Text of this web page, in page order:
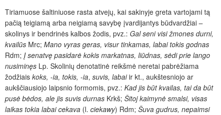
Tiriamuose šaltiniuose rasta atvejų, kai sakinyje greta vartojami tą
pačią teigiamą arba neigiamą savybę įvardijantys būdvardžiai –
skolinys ir bendrinės kalbos žodis, pvz.: Gal seni visi žmones durni,
kvailūs Mrc; Mano vyras geras, visur tinkamas, labai tokis godnas
Rdm; Į senatvę pasidarė kokis markatnas, liūdnas, sėdi prie lango
nusiminęs Lp. Skolinių denotatinė reikšmė neretai pabrėžiama
žodžiais koks, -ia, tokis, -ia, suvis, labaiir kt., aukštesniojo ar
aukščiausiojo laipsnio formomis, pvz.: Kad jis būt kvailas, tai da būt
pusė bėdos, ale jis suvis durnas Krkš; Šitoj kaimynė smalsi, visas
laikas tokia labai cekava (l. ciekawy) Rdm; Šuva gudrus, nepaimsi